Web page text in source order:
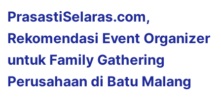
PrasastiSelaras.com,
Rekomendasi Event Organizer
untuk Family Gathering
Perusahaan di Batu Malang